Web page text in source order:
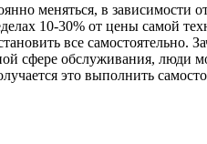
меняться, в зависимости
10-30% от цены самой
все самостоятельно.
сфере обслуживания, люди
это выполнить